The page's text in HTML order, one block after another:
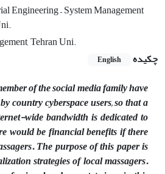
Engineering – System Management
Tehran Uni.
چکیده
English
of the social media family have
country cyberspace users, so that a
wide bandwidth is dedicated to
would be financial benefits if there
The purpose of this paper is
strategies of local massagers.